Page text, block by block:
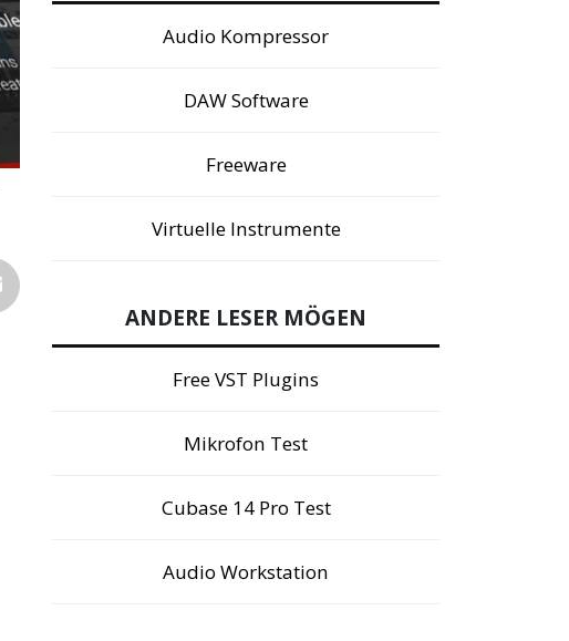
Audio Kompressor
DAW Software
Freeware
Virtuelle Instrumente
ANDERE LESER MÖGEN
Free VST Plugins
Mikrofon Test
Cubase 14 Pro Test
Audio Workstation